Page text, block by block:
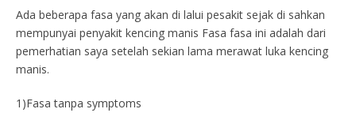
Ada beberapa fasa yang akan di lalui pesakit sejak di sahkan
mempunyai penyakit kencing manis Fasa fasa ini adalah dari
pemerhatian saya setelah sekian lama merawat luka kencing
manis.
1)Fasa tanpa symptoms